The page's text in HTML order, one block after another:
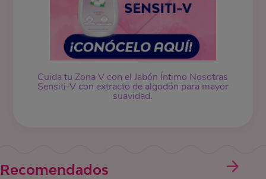
Cuida tu Zona V con el Jabón Íntimo Nosotras
Sensiti-V con extracto de algodón para mayor
suavidad.
Recomendados